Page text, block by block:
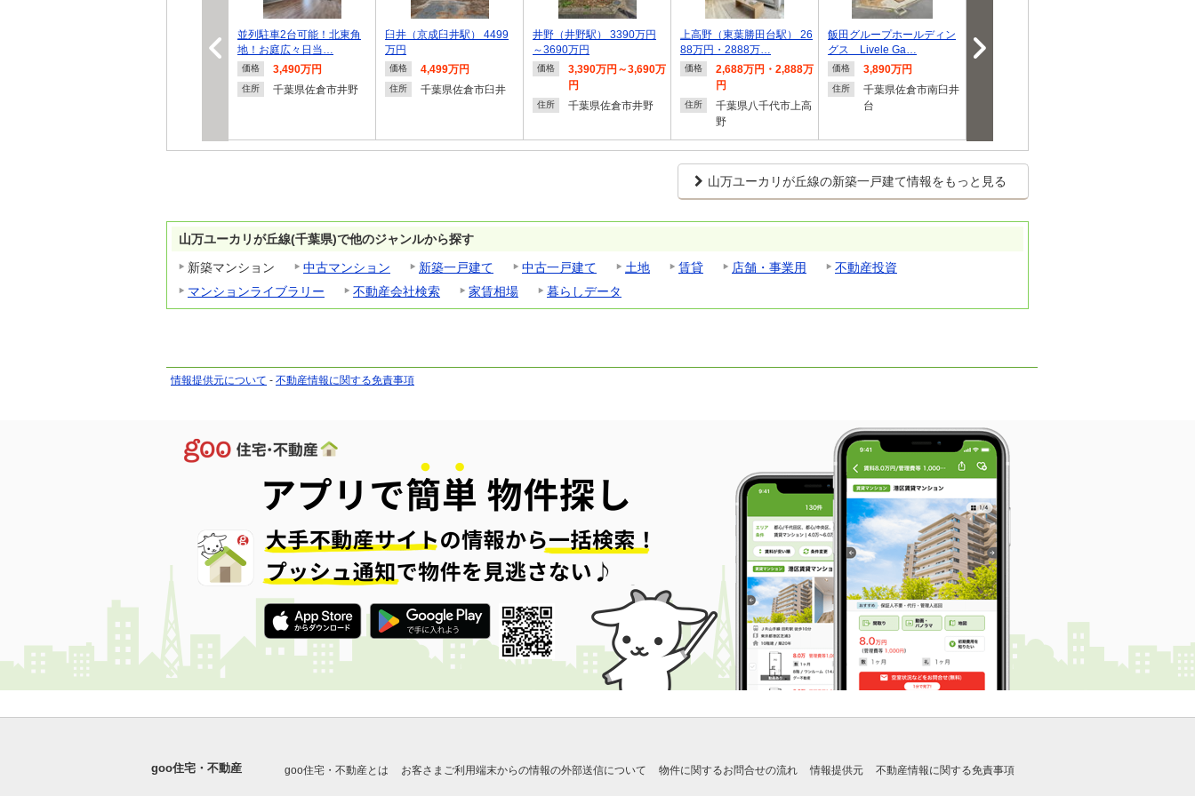
並列駐車2台可能！北東角
地！お庭広々日当…
価格 3,490万円
住所 千葉県佐倉市井野
臼井（京成臼井駅） 4499
万円
価格 4,499万円
住所 千葉県佐倉市臼井
井野（井野駅） 3390万円
～3690万円
価格
3,390万円～3,690万
円
住所 千葉県佐倉市井野
上高野（東葉勝田台駅） 26
88万円・2888万…
価格
2,688万円・2,888万
円
住所
千葉県八千代市上高
野
飯田グループホールディン
グス Livele Ga…
価格 3,890万円
住所
千葉県佐倉市南臼井
台
タウン～全３９…
山万ユーカリが丘線の新築一戸建て情報をもっと見る
山万ユーカリが丘線(千葉県)で他のジャンルから探す
新築マンション
中古マンション 新築一戸建て 中古一戸建て 土地 賃貸 店舗・事業用
不動産投資
マンションライブラリー
不動産会社検索 家賃相場 暮らしデータ
情報提供元について - 不動産情報に関する免責事項
goo住宅・不動産 goo住宅・不動産とは お客さまご利用端末からの情報の外部送信について 物件に関するお問合せの流れ 情報提供元 不動産情報に関する免責事項